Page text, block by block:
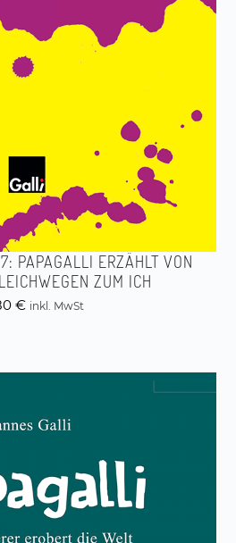
PAPAGALLI ERZÄHLT VON
ZUM ICH
€ inkl. MwSt